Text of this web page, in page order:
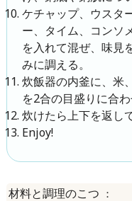
ケチャップ、ウスタ
ー、タイム、コンソ
を入れて混ぜ、味見
みに調える。
炊飯器の内釜に、米
を2合の目盛りに合わ
炊けたら上下を返し
Enjoy!
材料と調理のこつ
：